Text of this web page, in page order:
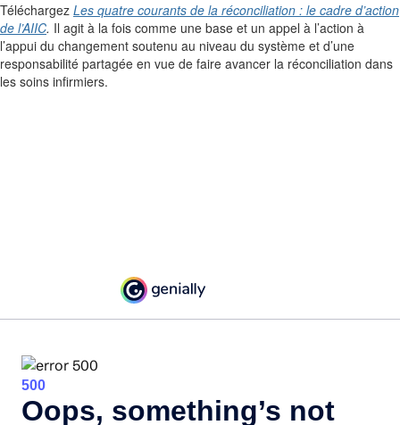
Téléchargez Les quatre courants de la réconciliation : le cadre d’action
de l’AIIC. Il agit à la fois comme une base et un appel à l’action à
l’appui du changement soutenu au niveau du système et d’une
responsabilité partagée en vue de faire avancer la réconciliation dans
les soins infirmiers.